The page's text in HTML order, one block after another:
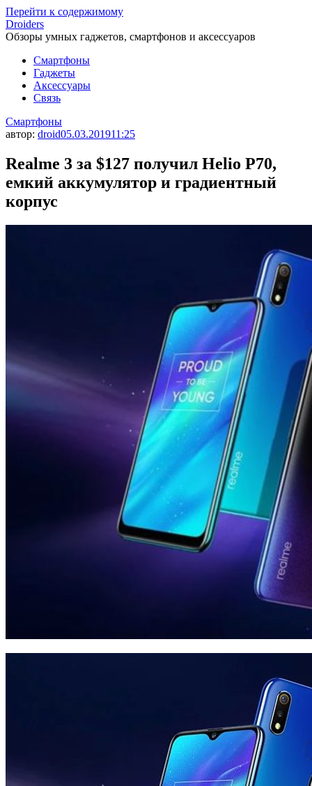
Перейти к содержимому
Droiders
Обзоры умных гаджетов, смартфонов и аксессуаров
Смартфоны
Гаджеты
Аксессуары
Связь
Смартфоны
автор: droid05.03.201911:25
Realme 3 за $127 получил Helio P70,
емкий аккумулятор и градиентный
корпус